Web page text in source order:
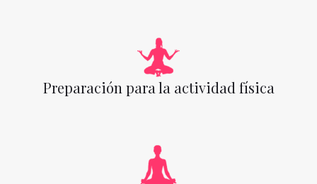
Preparación para la actividad física